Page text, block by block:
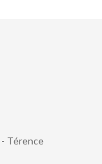
- Térence